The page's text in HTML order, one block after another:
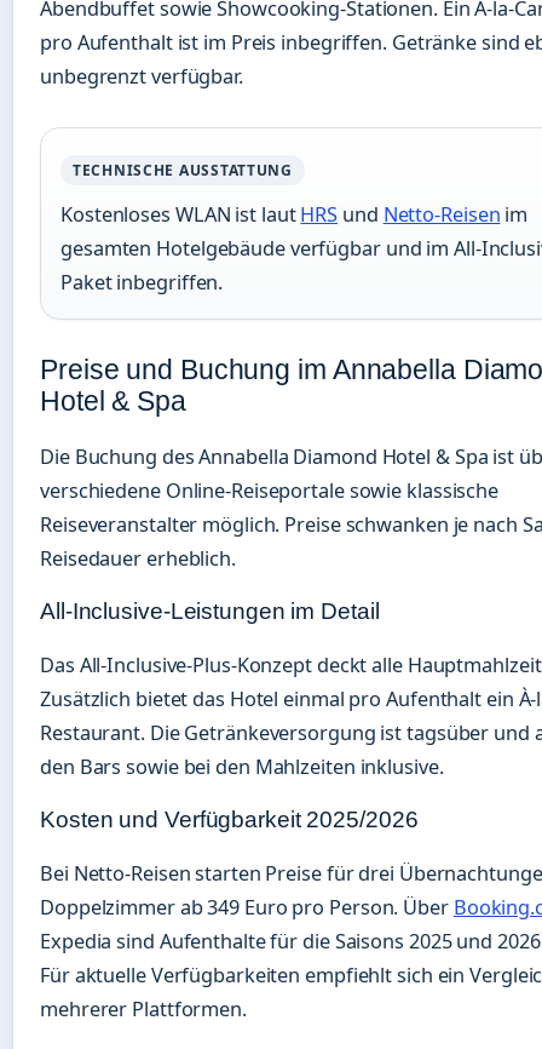
Abendbuffet sowie Showcooking-Stationen. Ein À-la-
pro Aufenthalt ist im Preis inbegriffen. Getränke sind
unbegrenzt verfügbar.
TECHNISCHE AUSSTATTUNG
Kostenloses WLAN ist lautHRS und Netto-Reisen im
gesamten Hotelgebäude verfügbar und im All-
Paket inbegriffen.
Preise und Buchung im Annabella
Hotel & Spa
Die Buchung des Annabella Diamond Hotel & Spa ist
verschiedene Online-Reiseportale sowie klassische
Reiseveranstalter möglich. Preise schwanken je nach
Reisedauer erheblich.
All-Inclusive-Leistungen im Detail
Das All-Inclusive-Plus-Konzept deckt alle
Zusätzlich bietet das Hotel einmal pro Aufenthalt ein À-
Restaurant. Die Getränkeversorgung ist tagsüber und
den Bars sowie bei den Mahlzeiten inklusive.
Kosten und Verfügbarkeit 2025/2026
Bei Netto-Reisen starten Preise für drei
Doppelzimmer ab 349 Euro pro Person. Über
Expedia sind Aufenthalte für die Saisons 2025 und
Für aktuelle Verfügbarkeiten empfiehlt sich ein
mehrerer Plattformen.